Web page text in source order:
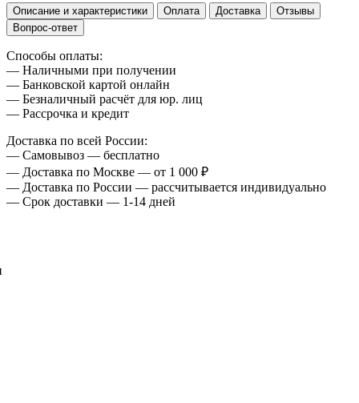
Описание и характеристики Оплата Доставка
Отзывы
Вопрос-ответ
Способы оплаты:
— Наличными при получении
— Банковской картой онлайн
— Безналичный расчёт для юр. лиц
— Рассрочка и кредит
Доставка по всей России:
— Самовывоз — бесплатно
— Доставка по Москве — от 1 000 ₽
— Доставка по России — рассчитывается индивидуально
— Срок доставки — 1-14 дней